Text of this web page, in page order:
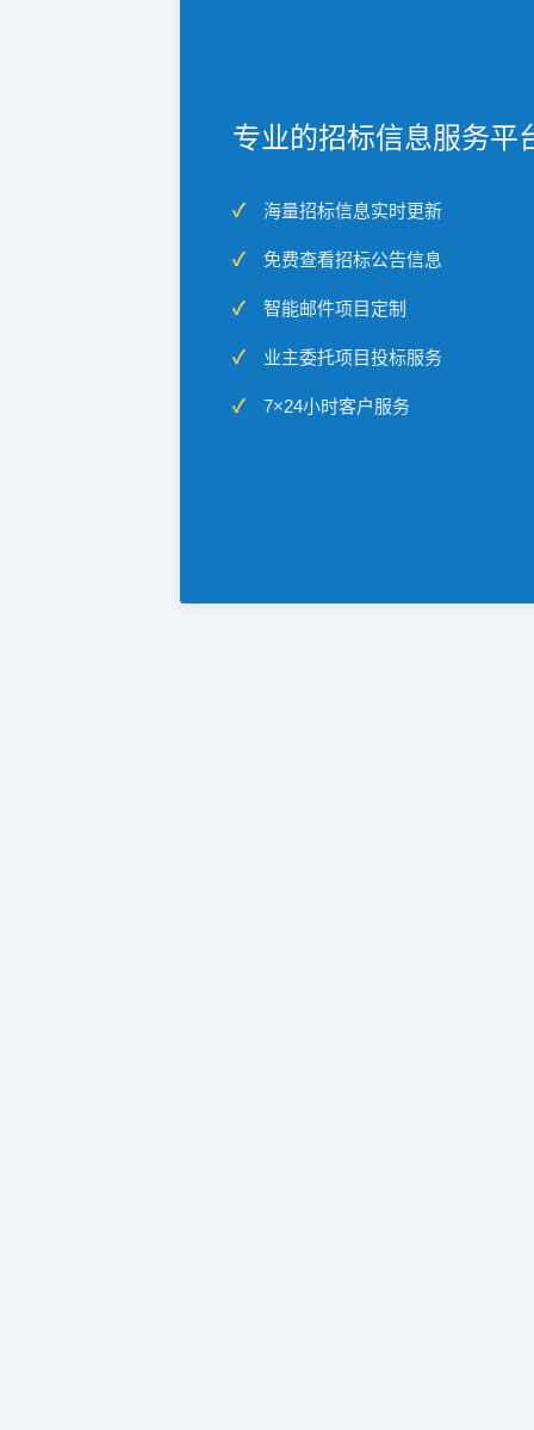
专业的招标信息服务平
海量招标信息实时更新
免费查看招标公告信息
智能邮件项目定制
业主委托项目投标服务
7×24小时客户服务